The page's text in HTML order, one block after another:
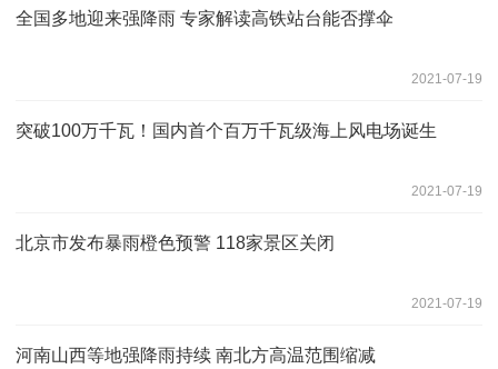
全国多地迎来强降雨 专家解读高铁站台能否撑伞
2021-07-19
突破100万千瓦！国内首个百万千瓦级海上风电场诞生
2021-07-19
北京市发布暴雨橙色预警 118家景区关闭
2021-07-19
河南山西等地强降雨持续 南北方高温范围缩减